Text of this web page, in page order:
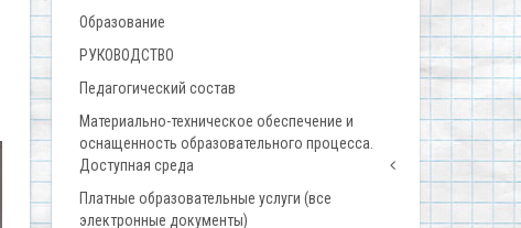
Образование
РУКОВОДСТВО
Педагогический состав
Материально-техническое обеспечение и
оснащенность образовательного процесса.
Доступная среда
Платные образовательные услуги (все
электронные документы)